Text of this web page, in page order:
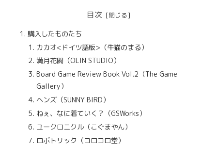
目次
購入したものたち
カカオ<ドイツ語版>（牛猫のまる）
満月花闘（OLIN STUDIO）
Board Game Review Book Vol.2（The Game
Gallery）
ヘンズ（SUNNY BIRD）
ねぇ、なに着ていく？（GSWorks）
ユークロニクル（こぐまやん）
ロボトリック（コロコロ堂）